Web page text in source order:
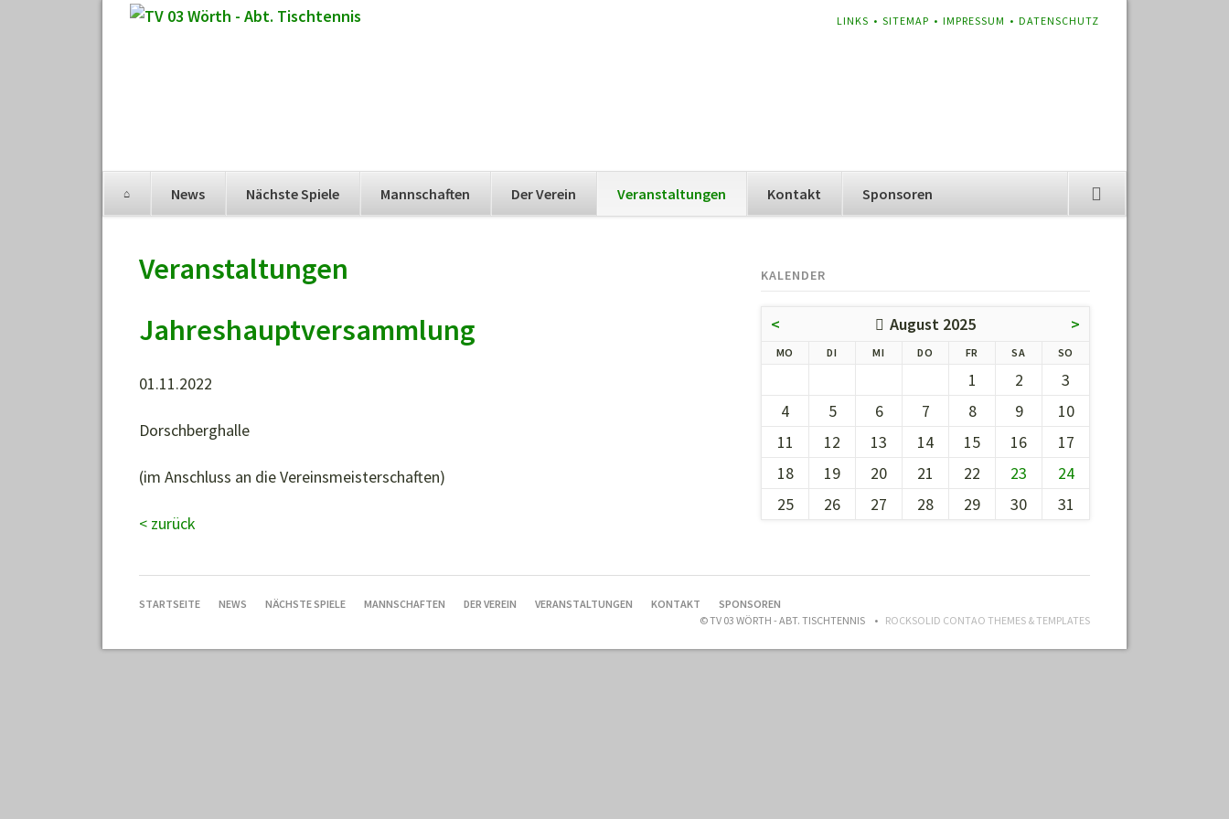
NAVIGATION
LINKS SITEMAP IMPRESSUM DATENSCHUTZ
Navigation
überspringen
News Nächste Spiele Mannschaften Der Verein Veranstaltungen Kontakt Sponsoren
Veranstaltungen
Jahreshauptversammlung
01.11.2022
Dorschberghalle
(im Anschluss an die Vereinsmeisterschaften)
< zurück
KALENDER
< August 2025 >
MO DIENSTAG
MITTWOCH
DO NNERSTAG
FR SA MSTAGSO
1 2
3
4
5 6 7 8 9
10
11
12 13 14 15 16
17
18
19 20 21 22 23
24
25
26 27 28 29 30 31
NAVIGATION
STARTSEITE NEWS NÄCHSTE SPIELE MANNSCHAFTEN DER VEREIN VERANSTALTUNGEN KONTAKT
SPONSOREN
© TV 03 WÖRTH - ABT. TISCHTENNIS
ROCKSOLID CONTAO THEMES & TEMPLATES